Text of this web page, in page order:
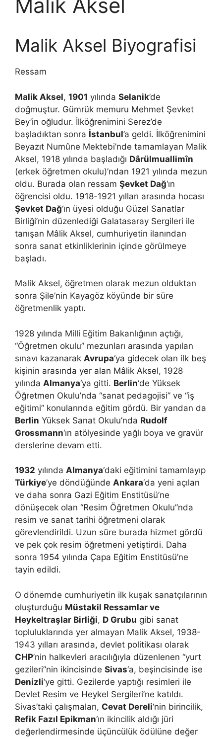
Malik Aksel
Malik Aksel Biyografisi
Ressam
Malik Aksel, 1901 yılında Selanik’de
doğmuştur. Gümrük memuru Mehmet Şevket
Bey’in oğludur. İlköğrenimini Serez’de
başladıktan sonra İstanbul’a geldi. İlköğrenimini
Beyazıt Numûne Mektebi’nde tamamlayan Malik
Aksel, 1918 yılında başladığı Dârülmuallimîn
(erkek öğretmen okulu)’ndan 1921 yılında mezun
oldu. Burada olan ressam Şevket Dağ‘ın
öğrencisi oldu. 1918-1921 yılları arasında hocası
Şevket Dağ‘ın üyesi olduğu Güzel Sanatlar
Birliği’nin düzenlediği Galatasaray Sergileri ile
tanışan Mâlik Aksel, cumhuriyetin ilanından
sonra sanat etkinliklerinin içinde görülmeye
başladı.
Malik Aksel, öğretmen olarak mezun olduktan
sonra Şile’nin Kayagöz köyünde bir süre
öğretmenlik yaptı.
1928 yılında Milli Eğitim Bakanlığının açtığı,
“Öğretmen okulu” mezunları arasında yapılan
sınavı kazanarak Avrupa‘ya gidecek olan ilk beş
kişinin arasında yer alan Mâlik Aksel, 1928
yılında Almanya‘ya gitti. Berlin‘de Yüksek
Öğretmen Okulu’nda “sanat pedagojisi” ve “iş
eğitimi” konularında eğitim gördü. Bir yandan da
Berlin Yüksek Sanat Okulu’nda Rudolf
Grossmann‘ın atölyesinde yağlı boya ve gravür
derslerine devam etti.
1932 yılında Almanya‘daki eğitimini tamamlayıp
Türkiye’ye döndüğünde Ankara‘da yeni açılan
ve daha sonra Gazi Eğitim Enstitüsü’ne
dönüşecek olan “Resim Öğretmen Okulu”nda
resim ve sanat tarihi öğretmeni olarak
görevlendirildi. Uzun süre burada hizmet gördü
ve pek çok resim öğretmeni yetiştirdi. Daha
sonra 1954 yılında Çapa Eğitim Enstitüsü’ne
tayin edildi.
O dönemde cumhuriyetin ilk kuşak sanatçılarının
oluşturduğu Müstakil Ressamlar ve
Heykeltraşlar Birliği, D Grubu gibi sanat
topluluklarında yer almayan Malik Aksel, 1938-
1943 yılları arasında, devlet politikası olarak
CHP’nin halkevleri aracılığıyla düzenlenen “yurt
gezileri”nin ikincisinde Sivas‘a, beşincisinde ise
Denizli‘ye gitti. Gezilerde yaptığı resimleri ile
Devlet Resim ve Heykel Sergileri’ne katıldı.
Sivas’taki çalışmaları, Cevat Dereli‘nin birincilik,
Refik Fazıl Epikman‘ın ikincilik aldığı jüri
değerlendirmesinde üçüncülük ödülüne değer